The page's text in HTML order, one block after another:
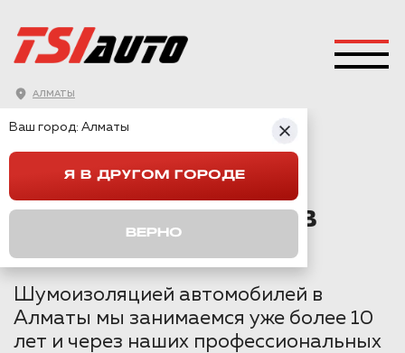
АЛМАТЫ
ШУМОИЗОЛЯЦИЯ GEELY MONJARO В АЛМАТЫ
GEELY MONJARO В
Шумоизоляцией автомобилей в
Алматы мы занимаемся уже более 10
лет и через наших профессиональных
Ваш город: Алматы
Я В ДРУГОМ ГОРОДЕ
ВЕРНО